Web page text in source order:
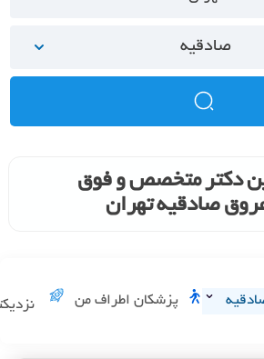
صادقیه
دکتر متخصص و فوق
صادقیه تهران
پزشکان اطراف من